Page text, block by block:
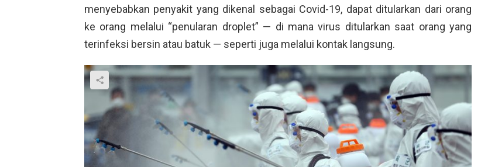
menyebabkan penyakit yang dikenal sebagai Covid-19, dapat ditularkan dari orang
ke orang melalui “penularan droplet” — di mana virus ditularkan saat orang yang
terinfeksi bersin atau batuk — seperti juga melalui kontak langsung.